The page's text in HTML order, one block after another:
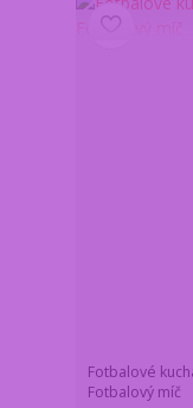
Fotbalové
Fotbalový míč